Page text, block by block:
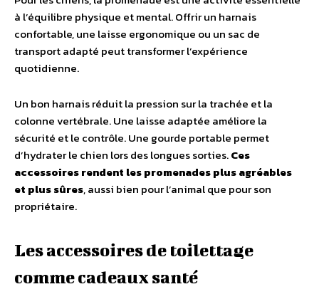
à l’équilibre physique et mental. Offrir un harnais
confortable, une laisse ergonomique ou un sac de
transport adapté peut transformer l’expérience
quotidienne.
Un bon harnais réduit la pression sur la trachée et la
colonne vertébrale. Une laisse adaptée améliore la
sécurité et le contrôle. Une gourde portable permet
d’hydrater le chien lors des longues sorties.Ces
accessoires rendent les promenades plus agréables
et plus sûres, aussi bien pour l’animal que pour son
propriétaire.
Les accessoires de toilettage
comme cadeaux santé